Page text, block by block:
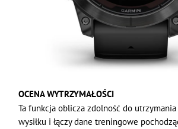
OCENA WYTRZYMAŁOŚCI
Ta funkcja oblicza zdolność do
wysiłku i łączy dane treningowe